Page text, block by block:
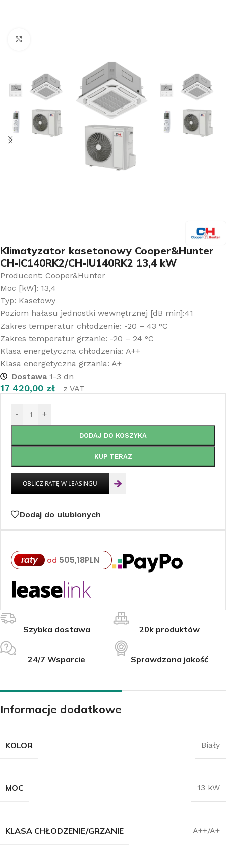
Klimatyzator kasetonowy Cooper&Hunter
CH-IC140RK2/CH-IU140RK2 13,4 kW
Producent: Cooper&Hunter
Moc [kW]: 13,4
Typ: Kasetowy
Poziom hałasu jednostki wewnętrznej [dB min]:41
Zakres temperatur chłodzenie: -20 – 43 °C
Zakres temperatur grzanie: -20 – 24 °C
Klasa energetyczna chłodzenia: A++
Klasa energetyczna grzania: A+
Dostawa1-3 dn
17 420,00 zł z VAT
- +
DODAJ DO KOSZYKA
KUP TERAZ
Dodaj do ulubionych
raty od 505,18PLN
Szybka dostawa 20k produktów
24/7 Wsparcie Sprawdzona jakość
Informacje dodatkowe
KOLOR Biały
MOC 13 kW
KLASA CHŁODZENIE/GRZANIE A++/A+